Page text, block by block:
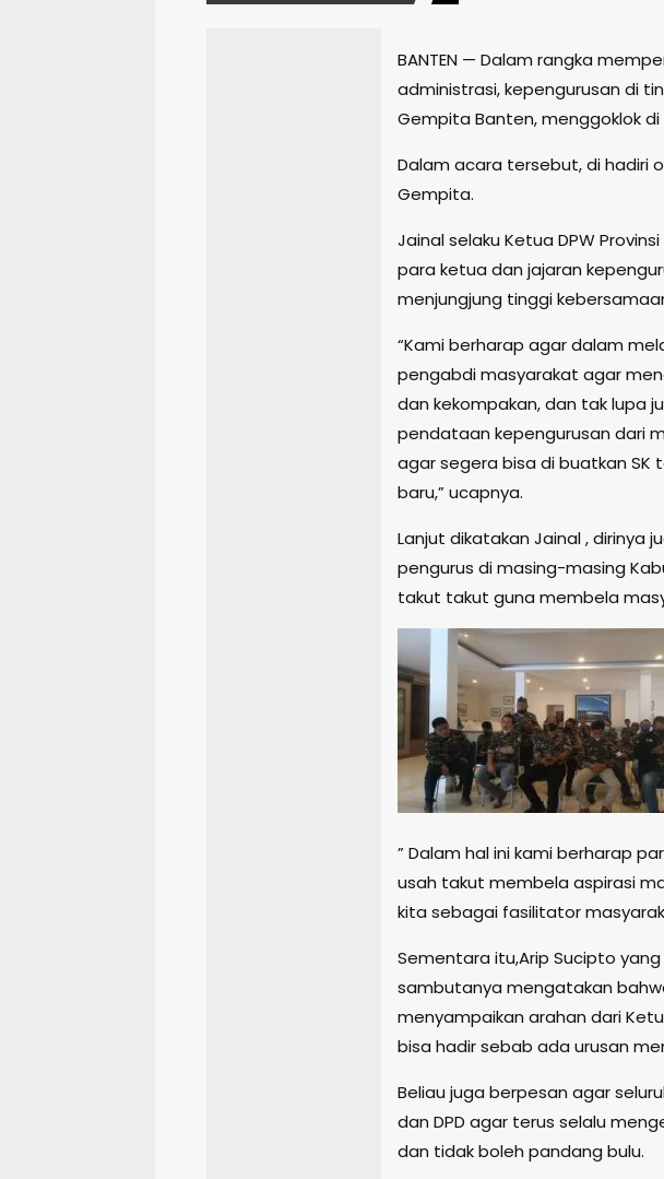
BANTEN — Dalam rangka
administrasi, kepengurusan di
Gempita Banten, menggoklok
Dalam acara tersebut, di hadiri
Gempita.
Jainal selaku Ketua DPW
para ketua dan jajaran
menjungjung tinggi
“Kami berharap agar dalam
pengabdi masyarakat agar
dan kekompakan, dan tak lupa
pendataan kepengurusan dari
agar segera bisa di buatkan SK
baru,” ucapnya.
Lanjut dikatakan Jainal , dirinya
pengurus di masing-masing
takut takut guna membela
” Dalam hal ini kami berharap
usah takut membela aspirasi
kita sebagai fasilitator
Sementara itu,Arip Sucipto
sambutanya mengatakan
menyampaikan arahan dari
bisa hadir sebab ada urusan
Beliau juga berpesan agar
dan DPD agar terus selalu
dan tidak boleh pandang bulu.